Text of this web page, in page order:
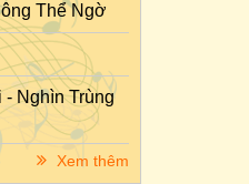
Thể Ngờ
- Nghìn Trùng
Xem thêm